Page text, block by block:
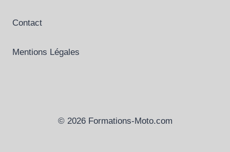
Contact
Mentions Légales
© 2026 Formations-Moto.com